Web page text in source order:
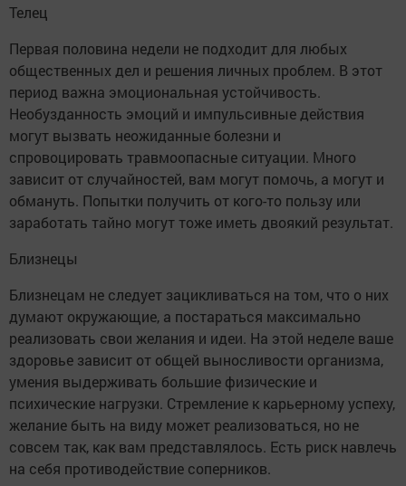
Телец
Первая половина недели не подходит для любых
общественных дел и решения личных проблем. В этот
период важна эмоциональная устойчивость.
Необузданность эмоций и импульсивные действия
могут вызвать неожиданные болезни и
спровоцировать травмоопасные ситуации. Много
зависит от случайностей, вам могут помочь, а могут и
обмануть. Попытки получить от кого-то пользу или
заработать тайно могут тоже иметь двоякий результат.
Близнецы
Близнецам не следует зацикливаться на том, что о них
думают окружающие, а постараться максимально
реализовать свои желания и идеи. На этой неделе ваше
здоровье зависит от общей выносливости организма,
умения выдерживать большие физические и
психические нагрузки. Стремление к карьерному успеху,
желание быть на виду может реализоваться, но не
совсем так, как вам представлялось. Есть риск навлечь
на себя противодействие соперников.